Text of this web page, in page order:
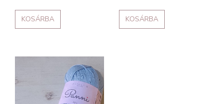
KOSÁRBA KOSÁRBA